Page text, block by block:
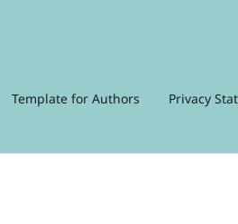
Template for Authors Privacy